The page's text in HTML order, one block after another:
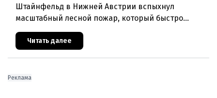
Штайнфельд в Нижней Австрии вспыхнул
масштабный лесной пожар, который быстро
В ходе тушения пострадали шесте
Читать далее
Реклама